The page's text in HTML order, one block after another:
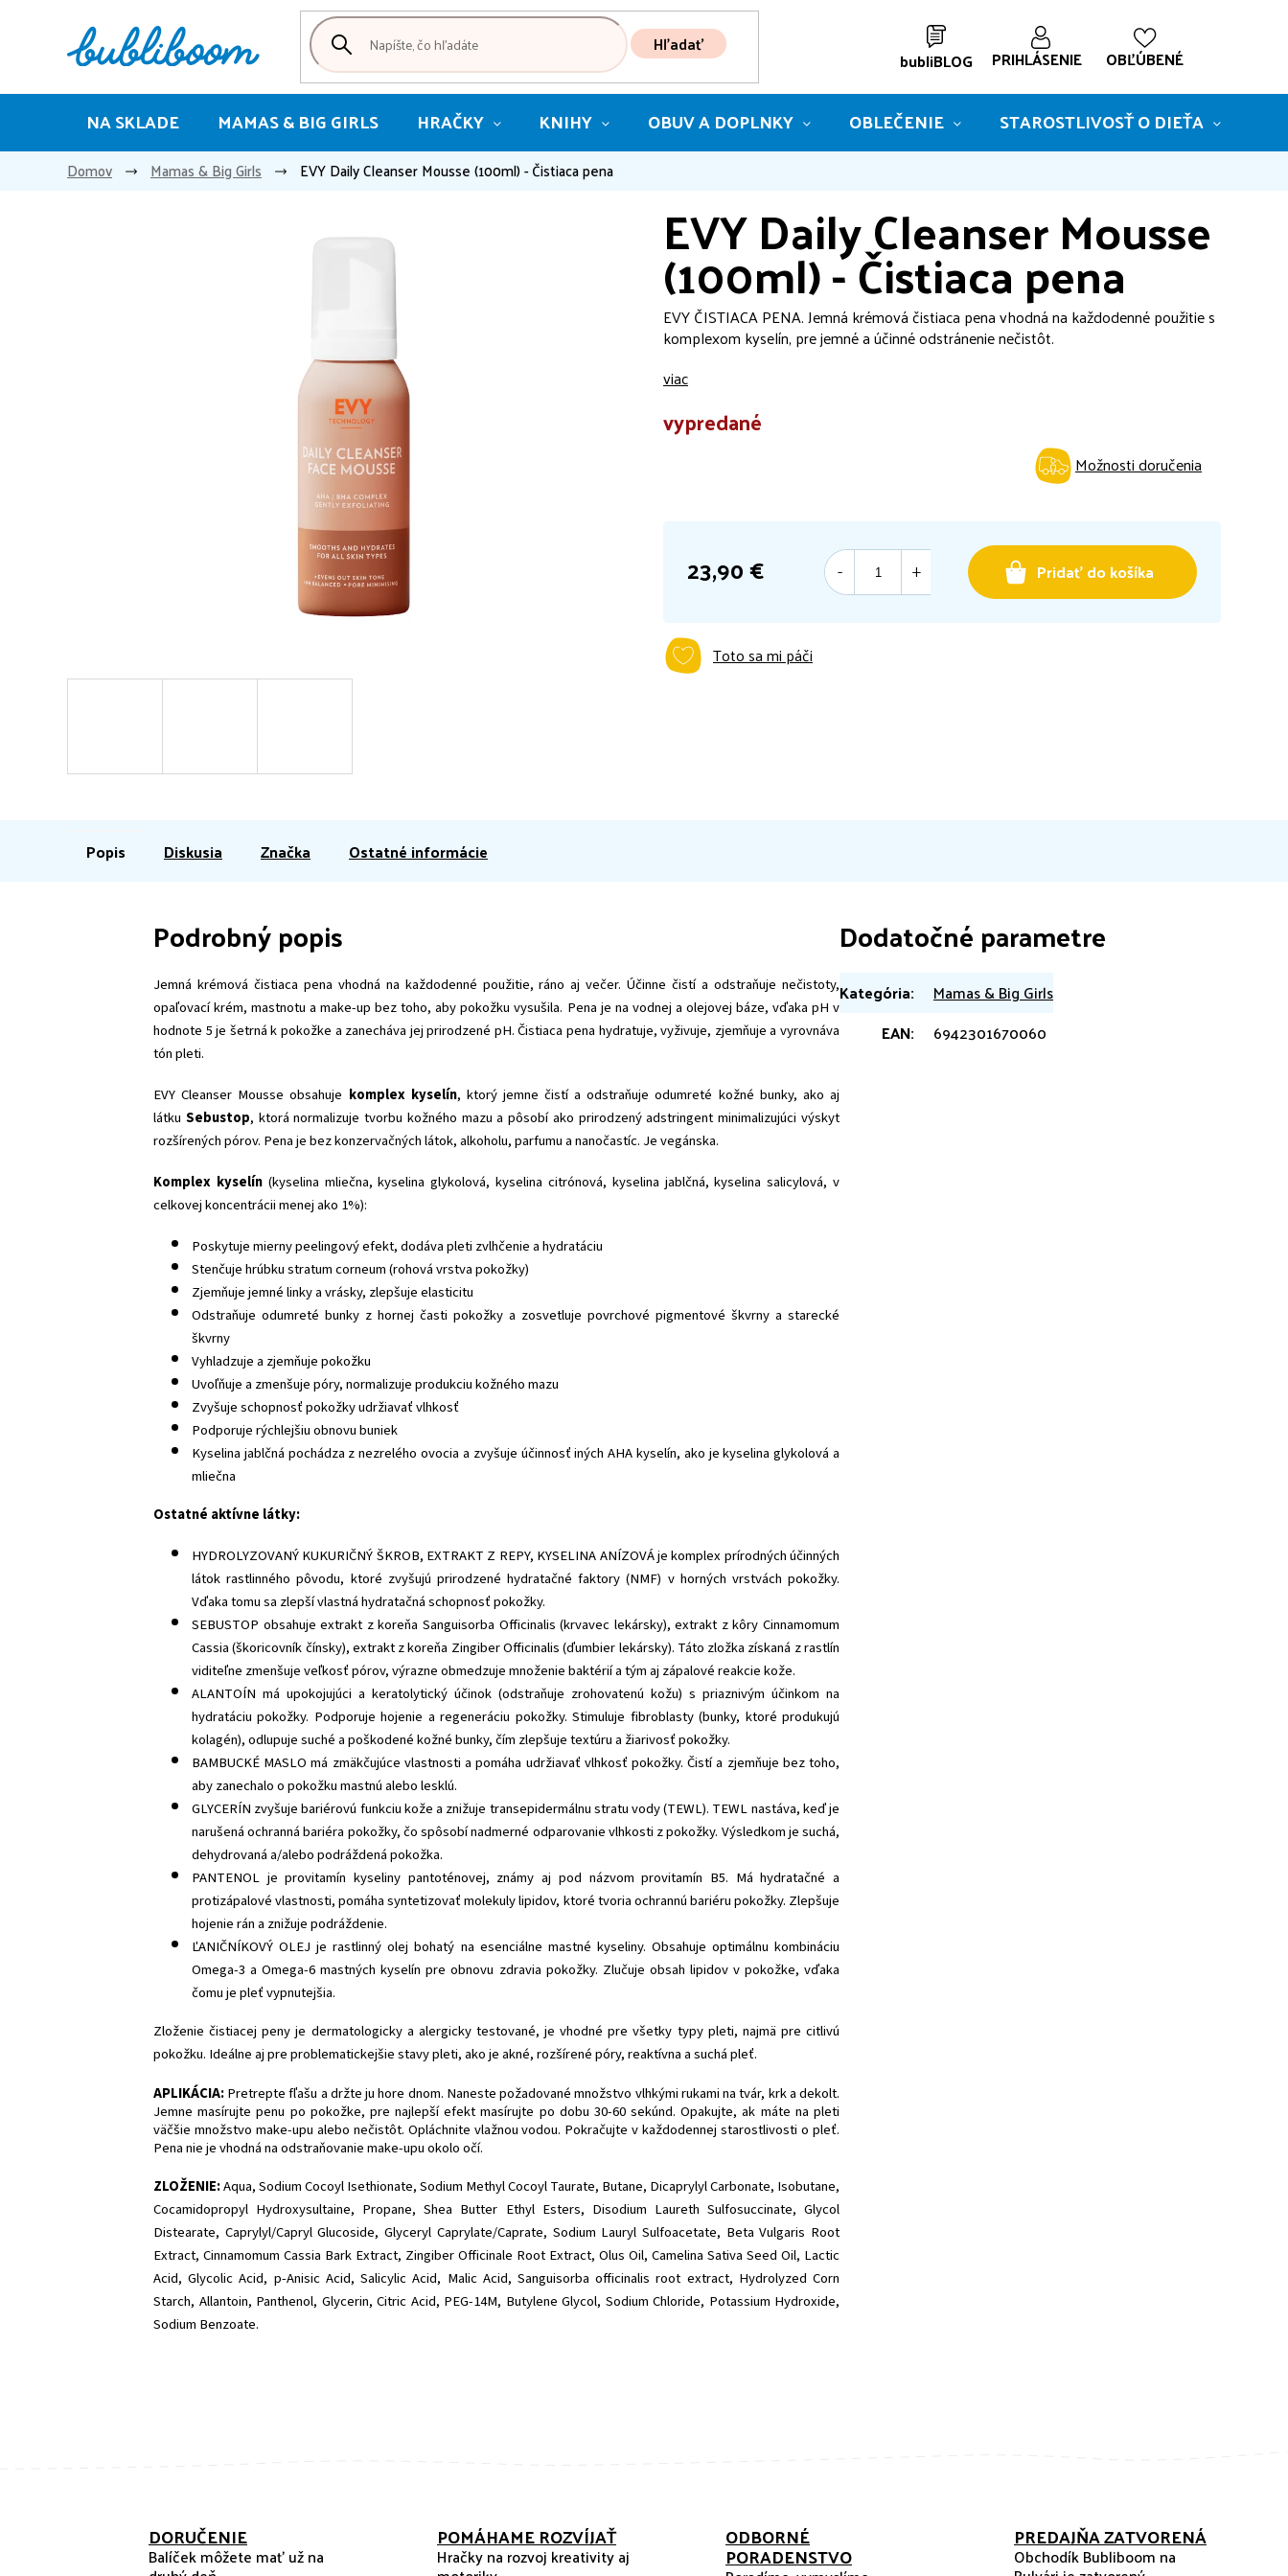
Hľadať
bubliBLOG PRIHLĂˇSENIE OBĽÚBENÉ
NA SKLADE MAMAS & BIG GIRLS HRAČKY KNIHY OBUV A DOPLNKY OBLEČENIE STAROSTLIVOSŤ O DIEŤA
Domov Mamas & Big Girls EVY Daily Cleanser Mousse (100ml) - Čistiaca pena
EVY Daily Cleanser Mousse
(100ml) - Čistiaca pena
vypredané
Možnosti doručenia
EVY ČISTIACA PENA.Jemná krémová čistiaca pena vhodná na každodenné použitie s
komplexom kyselín, pre jemné a účinné odstránenie nečistôt.
viac
Toto sa mi páči
23,90 € Pridať do košíka
Popis Diskusia Značka Ostatné informácie
Podrobný popis
Jemná krémová čistiaca pena vhodná na každodenné použitie, ráno aj večer. Účinne čistí a odstraňuje nečistoty,
opaľovací krém, mastnotu a make-up bez toho, aby pokožku vysušila. Pena je na vodnej a olejovej báze, vďaka pH v
hodnote 5 je šetrná k pokožke a zanecháva jej prirodzené pH. Čistiaca pena hydratuje, vyživuje, zjemňuje a vyrovnáva
tón pleti.
EVY Cleanser Mousse obsahuje komplex kyselín, ktorý jemne čistí a odstraňuje odumreté kožné bunky, ako aj
látku Sebustop, ktorá normalizuje tvorbu kožného mazu a pôsobí ako prirodzený adstringent minimalizujúci výskyt
rozšírených pórov. Pena je bez konzervačných látok, alkoholu, parfumu a nanočastíc. Je vegánska.
Komplex kyselín (kyselina mliečna, kyselina glykolová, kyselina citrónová, kyselina jablčná, kyselina salicylová, v
celkovej koncentrácii menej ako 1%):
Poskytuje mierny peelingový efekt, dodáva pleti zvlhčenie a hydratáciu
Stenčuje hrúbku stratum corneum (rohová vrstva pokožky)
Zjemňuje jemné linky a vrásky, zlepšuje elasticitu
Odstraňuje odumreté bunky z hornej časti pokožky a zosvetluje povrchové pigmentové škvrny a starecké
škvrny
Vyhladzuje a zjemňuje pokožku
Uvoľňuje a zmenšuje póry, normalizuje produkciu kožného mazu
Zvyšuje schopnosť pokožky udržiavať vlhkosť
Podporuje rýchlejšiu obnovu buniek
Kyselina jablčná pochádza z nezrelého ovocia a zvyšuje účinnosť iných AHA kyselín, ako je kyselina glykolová a
mliečna
Ostatné aktívne látky:
HYDROLYZOVANÝ KUKURIČNÝ ŠKROB, EXTRAKT Z REPY, KYSELINA ANÍZOVÁ je komplex prírodných účinných
látok rastlinného pôvodu, ktoré zvyšujú prirodzené hydratačné faktory (NMF) v horných vrstvách pokožky.
Vďaka tomu sa zlepší vlastná hydratačná schopnosť pokožky.
SEBUSTOP obsahuje extrakt z koreňa Sanguisorba Officinalis (krvavec lekársky), extrakt z kôry Cinnamomum
Cassia (škoricovník čínsky), extrakt z koreňa Zingiber Officinalis (ďumbier lekársky). Táto zložka získaná z rastlín
viditeľne zmenšuje veľkosť pórov, výrazne obmedzuje množenie baktérií a tým aj zápalové reakcie kože.
ALANTOÍN má upokojujúci a keratolytický účinok (odstraňuje zrohovatenú kožu) s priaznivým účinkom na
hydratáciu pokožky. Podporuje hojenie a regeneráciu pokožky. Stimuluje fibroblasty (bunky, ktoré produkujú
kolagén), odlupuje suché a poškodené kožné bunky, čím zlepšuje textúru a žiarivosť pokožky.
BAMBUCKÉ MASLO má zmäkčujúce vlastnosti a pomáha udržiavať vlhkosť pokožky. Čistí a zjemňuje bez toho,
aby zanechalo o pokožku mastnú alebo lesklú.
GLYCERÍN zvyšuje bariérovú funkciu kože a znižuje transepidermálnu stratu vody (TEWL). TEWL nastáva, keď je
narušená ochranná bariéra pokožky, čo spôsobí nadmerné odparovanie vlhkosti z pokožky. Výsledkom je suchá,
dehydrovaná a/alebo podráždená pokožka.
PANTENOL je provitamín kyseliny pantoténovej, známy aj pod názvom provitamín B5. Má hydratačné a
protizápalové vlastnosti, pomáha syntetizovať molekuly lipidov, ktoré tvoria ochrannú bariéru pokožky. Zlepšuje
hojenie rán a znižuje podráždenie.
ĽANIČNÍKOVÝ OLEJ je rastlinný olej bohatý na esenciálne mastné kyseliny. Obsahuje optimálnu kombináciu
Omega-3 a Omega-6 mastných kyselín pre obnovu zdravia pokožky. Zlučuje obsah lipidov v pokožke, vďaka
čomu je pleť vypnutejšia.
Zloženie čistiacej peny je dermatologicky a alergicky testované, je vhodné pre všetky typy pleti, najmä pre citlivú
pokožku. Ideálne aj pre problematickejšie stavy pleti, ako je akné, rozšírené póry, reaktívna a suchá pleť.
APLIKÁCIA:Pretrepte fľašu a držte ju hore dnom. Naneste požadované množstvo vlhkými rukami na tvár, krk a dekolt.
Jemne masírujte penu po pokožke, pre najlepší efekt masírujte po dobu 30-60 sekúnd. Opakujte, ak máte na pleti
väčšie množstvo make-upu alebo nečistôt. Opláchnite vlažnou vodou. Pokračujte v každodennej starostlivosti o pleť.
Pena nie je vhodná na odstraňovanie make-upu okolo očí.
ZLOŽENIE:Aqua, Sodium Cocoyl Isethionate, Sodium Methyl Cocoyl Taurate, Butane, Dicaprylyl Carbonate, Isobutane,
Cocamidopropyl Hydroxysultaine, Propane, Shea Butter Ethyl Esters, Disodium Laureth Sulfosuccinate, Glycol
Distearate, Caprylyl/Capryl Glucoside, Glyceryl Caprylate/Caprate, Sodium Lauryl Sulfoacetate, Beta Vulgaris Root
Extract, Cinnamomum Cassia Bark Extract, Zingiber Officinale Root Extract, Olus Oil, Camelina Sativa Seed Oil, Lactic
Acid, Glycolic Acid, p-Anisic Acid, Salicylic Acid, Malic Acid, Sanguisorba officinalis root extract, Hydrolyzed Corn
Starch, Allantoin, Panthenol, Glycerin, Citric Acid, PEG-14M, Butylene Glycol, Sodium Chloride, Potassium Hydroxide,
Sodium Benzoate.
Dodatočné parametre
Kategória:
Mamas & Big Girls
EAN: 6942301670060
DORUČENIE
Balíček môžete mať už na
POMÁHAME ROZVÍJAŤ
Hračky na rozvoj kreativity aj
ODBORNÉ
PORADENSTVO
PREDAJŇA ZATVORENÁ
Obchodík Bubliboom na